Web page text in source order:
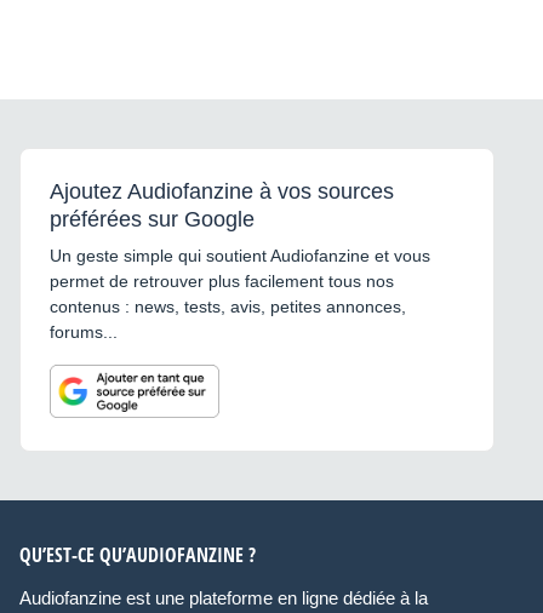
Ajoutez Audiofanzine à vos sources
préférées sur Google
Un geste simple qui soutient Audiofanzine et vous
permet de retrouver plus facilement tous nos
contenus : news, tests, avis, petites annonces,
forums...
QU’EST-CE QU’AUDIOFANZINE ?
Audiofanzine est une plateforme en ligne dédiée à la